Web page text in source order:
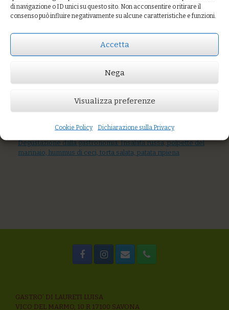
di navigazione o ID unici su questo sito. Non acconsentire o ritirare il
consenso può influire negativamente su alcune caratteristiche e funzioni.
Accetta
Nega
Visualizza preferenze
Cookie Policy Dichiarazione sulla Privacy
Tris Mare a modo nostro
Panissa in insalata con carote, sedano, insalata verde,
pomodoro cuore di bue, olive taggiasche
Degustazione dalla gastronomia: Insalata russa, polpette del
marinaio, hummus di ceci, torta salata, patata ripiena
Tartare di tonnetto
con cruditè di
GASTRO’ DI LAURETI LUISA
VICO DEL MARMO, 10 R 17100 SAVONA